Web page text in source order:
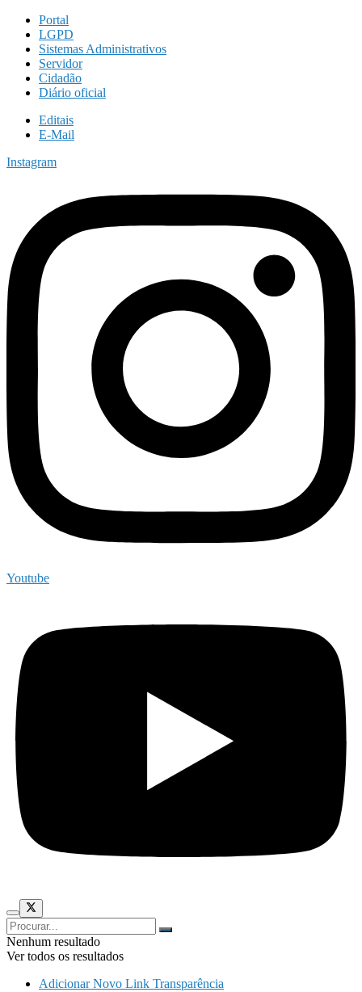
Portal
LGPD
Sistemas Administrativos
Servidor
Cidadão
Diário oficial
Editais
E-Mail
Instagram
Youtube
Nenhum resultado
Ver todos os resultados
Adicionar Novo Link Transparência